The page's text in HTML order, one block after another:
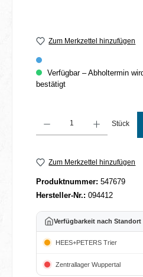
Zum Merkzettel hinzufügen
Verfügbar – Abholtermin
bestätigt
Stück
Zum Merkzettel hinzufügen
Produktnummer: 547679
Hersteller-Nr.: 094412
Verfügbarkeit nach Standort
HEES+PETERS Trier
Zentrallager Wuppertal